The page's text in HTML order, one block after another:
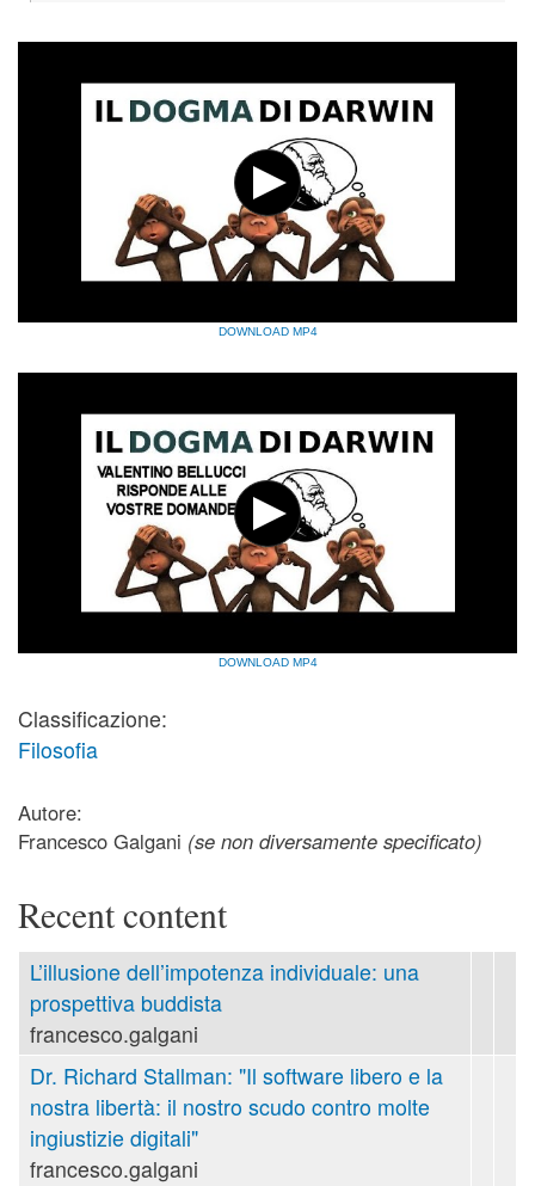
DOWNLOAD MP4
DOWNLOAD MP4
Classificazione:
Filosofia
Autore:
Francesco Galgani (se non diversamente specificato)
Recent content
L’illusione dell’impotenza individuale: una
prospettiva buddista
francesco.galgani
Dr. Richard Stallman: "Il software libero e la
nostra libertà: il nostro scudo contro molte
ingiustizie digitali"
francesco.galgani